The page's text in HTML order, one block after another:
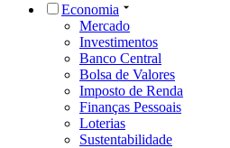
Economia
Mercado
Investimentos
Banco Central
Bolsa de Valores
Imposto de Renda
Finanças Pessoais
Loterias
Sustentabilidade